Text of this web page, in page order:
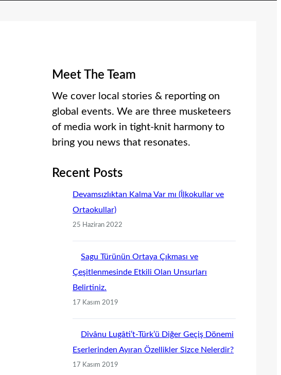
Meet The Team
We cover local stories & reporting on
global events. We are three musketeers
of media work in tight-knit harmony to
bring you news that resonates.
Recent Posts
Devamsızlıktan Kalma Var mı (İlkokullar ve
Ortaokullar)
25 Haziran 2022
Sagu Türünün Ortaya Çıkması ve
Çeşitlenmesinde Etkili Olan Unsurları
Belirtiniz.
17 Kasım 2019
Dîvânu Lugâti’t-Türk’ü Diğer Geçiş Dönemi
Eserlerinden Ayıran Özellikler Sizce Nelerdir?
17 Kasım 2019